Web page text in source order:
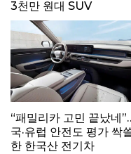
3천만 원대 SUV
“패밀리카 고민 끝났네
국·유럽 안전도 평가 싹
한 한국산 전기차